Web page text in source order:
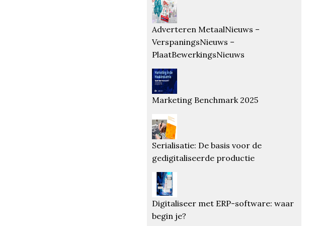
Adverteren MetaalNieuws –
VerspaningsNieuws –
PlaatBewerkingsNieuws
Marketing Benchmark 2025
Serialisatie: De basis voor de
gedigitaliseerde productie
Digitaliseer met ERP-software: waar
begin je?